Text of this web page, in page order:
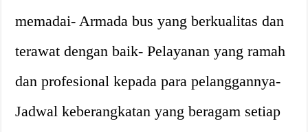
memadai- Armada bus yang berkualitas dan
terawat dengan baik- Pelayanan yang ramah
dan profesional kepada para pelanggannya-
Jadwal keberangkatan yang beragam setiap